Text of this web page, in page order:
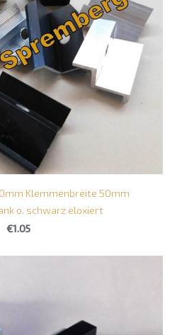
Klemmenbreite 50mm
o. schwarz eloxiert
€1.05